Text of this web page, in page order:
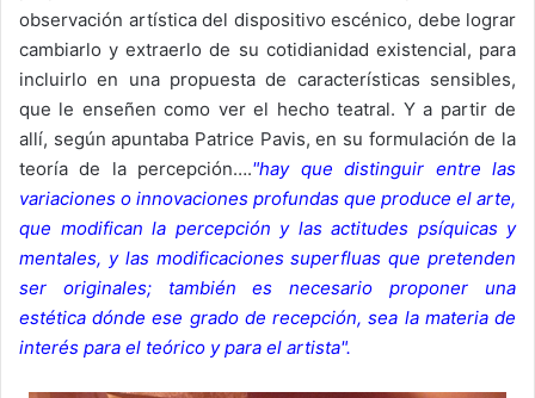
observación artística del dispositivo escénico, debe lograr
cambiarlo y extraerlo de su cotidianidad existencial, para
incluirlo en una propuesta de características sensibles,
que le enseñen como ver el hecho teatral. Y a partir de
allí, según apuntaba Patrice Pavis, en su formulación de la
teoría de la percepción…."hay que distinguir entre las
variaciones o innovaciones profundas que produce el arte,
que modifican la percepción y las actitudes psíquicas y
mentales, y las modificaciones superfluas que pretenden
ser originales; también es necesario proponer una
estética dónde ese grado de recepción, sea la materia de
interés para el teórico y para el artista".